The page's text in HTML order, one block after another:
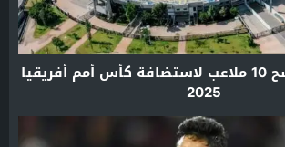
جامعة الكرة ترشح 10 ملاعب لاستضافة كأس أمم أفريقيا
2025